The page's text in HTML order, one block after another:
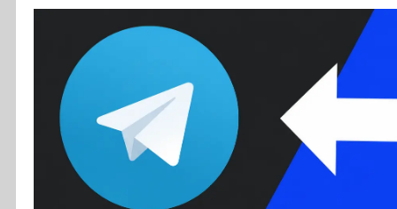
Colunas
Colaboradores